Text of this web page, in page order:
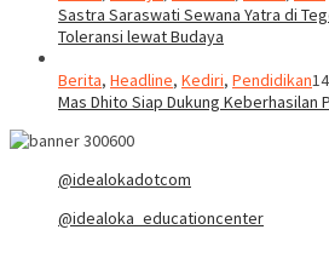
Sastra Saraswati Sewana Yatra di
Toleransi lewat Budaya
Berita, Headline, Kediri, Pendidikan
Mas Dhito Siap Dukung Keberhasilan
@idealokadotcom
@idealoka_educationcenter